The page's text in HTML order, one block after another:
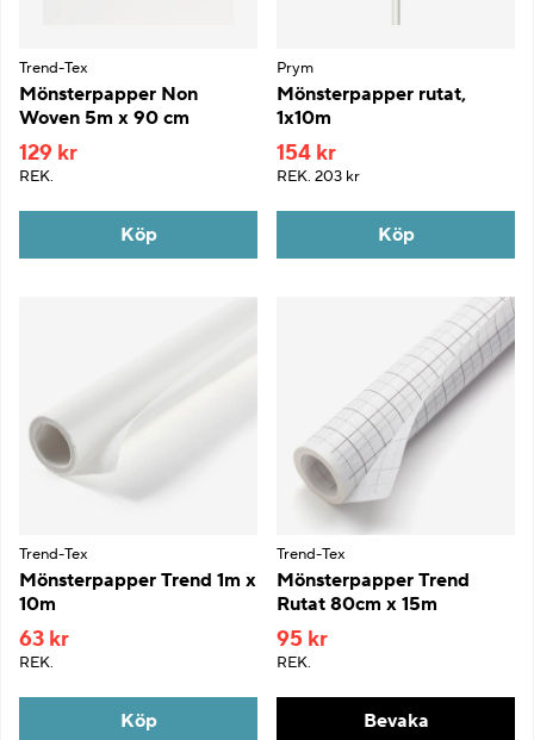
Trend-Tex
Mönsterpapper Non
Woven 5m x 90 cm
129 kr
REK.
Köp
Prym
Mönsterpapper rutat,
1x10m
154 kr
REK. 203 kr
Köp
Trend-Tex
Mönsterpapper Trend 1m x
10m
63 kr
REK.
Köp
Trend-Tex
Mönsterpapper Trend
Rutat 80cm x 15m
95 kr
REK.
Bevaka